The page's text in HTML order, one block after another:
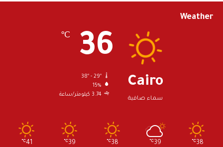
س
Weather
Cairo
سماء صافية
36
℃
38º - 29º
15%
3.74 كيلومتر/ساعة
38
℃
39
℃
38
℃
39
℃
41
℃